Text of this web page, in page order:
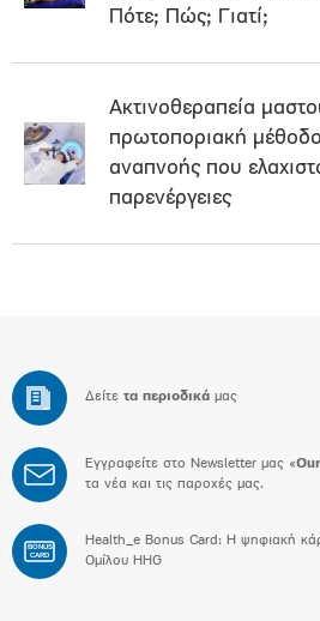
Πότε; Πώς; Γιατί;
Ακτινοθεραπεία
πρωτοποριακή
αναπνοής που
παρενέργειες
Δείτε τα περιοδικά μας
Εγγραφείτε στο Newsletter μας «
τα νέα και τις παροχές μας.
BONUS
CARD
Health_e Bonus Card: H ψηφιακή
Ομίλου HHG